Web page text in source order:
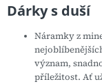
Dárky s duší
Náramky z
význam,
příležitost. Ať